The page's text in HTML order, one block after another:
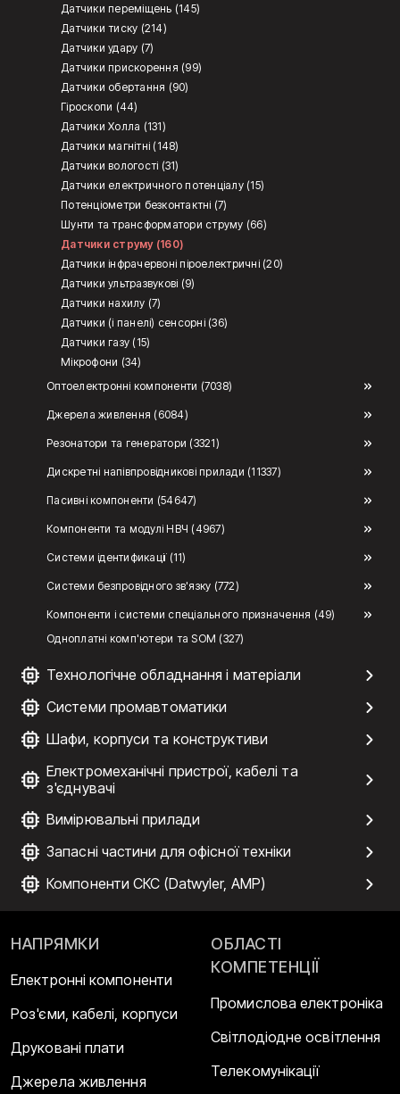
Датчики переміщень (145)
Датчики тиску (214)
Датчики удару (7)
Датчики прискорення (99)
Датчики обертання (90)
Гіроскопи (44)
Датчики Холла (131)
Датчики магнітні (148)
Датчики вологості (31)
Датчики електричного потенціалу (15)
Потенціометри безконтактні (7)
Шунти та трансформатори струму (66)
Датчики струму (160)
Датчики інфрачервоні піроелектричні (20)
Датчики ультразвукові (9)
Датчики нахилу (7)
Датчики (і панелі) сенсорні (36)
Датчики газу (15)
Мікрофони (34)
Оптоелектронні компоненти (7038)
Джерела живлення (6084)
Резонатори та генератори (3321)
Дискретні напівпровідникові прилади (11337)
Пасивні компоненти (54647)
Компоненти та модулі НВЧ (4967)
Системи ідентификації (11)
Системи безпровідного зв'язку (772)
Компоненти і системи спеціального призначення (49)
Одноплатні комп'ютери та SOM (327)
Технологічне обладнання і матеріали
Системи промавтоматики
Шафи, корпуси та конструктиви
Електромеханічні пристрої, кабелі та
з'єднувачі
Вимірювальні прилади
Запасні частини для офісної техніки
Компоненти СКС (Datwyler, AMP)
НАПРЯМКИ
Електронні компоненти
Роз'єми, кабелі, корпуси
Друковані плати
Джерела живлення
ОБЛАСТІ
КОМПЕТЕНЦІЇ
Промислова електроніка
Світлодіодне освітлення
Телекомунікації